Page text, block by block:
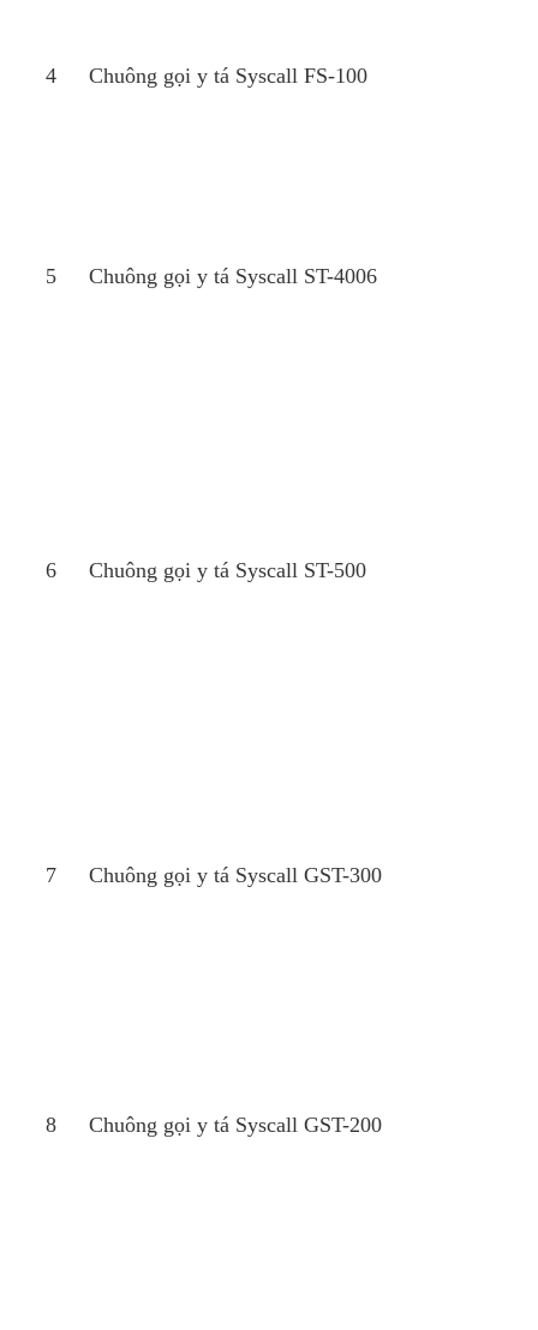
4 Chuông gọi y tá Syscall FS-100
5 Chuông gọi y tá Syscall ST-4006
6 Chuông gọi y tá Syscall ST-500
7 Chuông gọi y tá Syscall GST-300
8 Chuông gọi y tá Syscall GST-200